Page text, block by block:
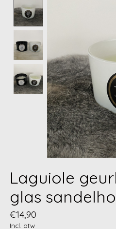
Laguiole
glas
€14,90
Incl. btw